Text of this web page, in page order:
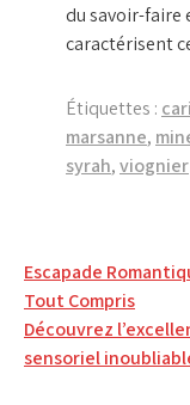
du savoir-faire
caractérisent
Étiquettes :
marsanne,
syrah,viognier
Navigation
de
l’article
Escapade
Tout Compris
Découvrez
sensoriel